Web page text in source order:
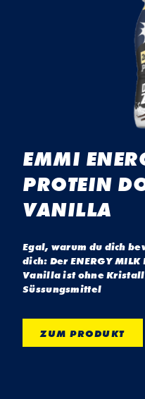
EMMI
PROTEIN
VANILLA
Egal, warum du dich
dich: Der ENERGY
Vanilla ist ohne
Süssungsmittel
ZUM PRODUKT